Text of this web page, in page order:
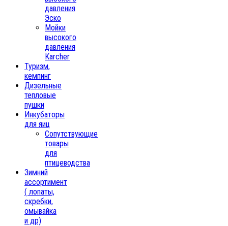
давления
Эско
Мойки
высокого
давления
Karcher
Туризм,
кемпинг
Дизельные
тепловые
пушки
Инкубаторы
для яиц
Сопутствующие
товары
для
птицеводства
Зимний
ассортимент
( лопаты,
скребки,
омывайка
и др)